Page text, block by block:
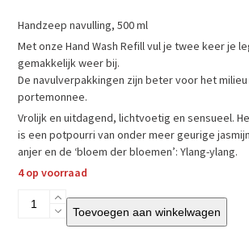
Handzeep navulling, 500 ml
Met onze Hand Wash Refill vul je twee keer je
gemakkelijk weer bij.
De navulverpakkingen zijn beter voor het
portemonnee.
Vrolijk en uitdagend, lichtvoetig en sensueel.
is een potpourri van onder meer geurige
anjer en de ‘bloem der bloemen’: Ylang-ylang.
4 op voorraad
Janzen
Toevoegen aan winkelwagen